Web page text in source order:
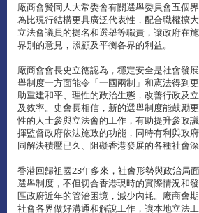
廠商會贊同人大常委會有關選舉委員會五個
為比現行結構更具廣泛代表性，配合職權擴
立法會議員的提名和選舉等職責，讓政府在
界別的意見，照顧及平衡各界的利益。
廠商會會長史立德認為，穩定安全是社會發
舉制度一方面能令「一國兩制」和憲法得到
助重建和平、理性的政治生態，改善行政及
及效率。史會長相信，新的選舉制度能鼓勵
性的人士參與立法會的工作，有助提升參政
揮監督政府依法施政的功能，同時有利與政
同解決積壓已久、阻礙香港發展的各種社會深
香港回歸祖國23年多來，社會形勢與政治局
選舉制度，不但切合香港現時的實際情況和
區政府近年的管治困境，減少內耗。廠商會
社會各界做好溝通和解說工作，讓本地立法工